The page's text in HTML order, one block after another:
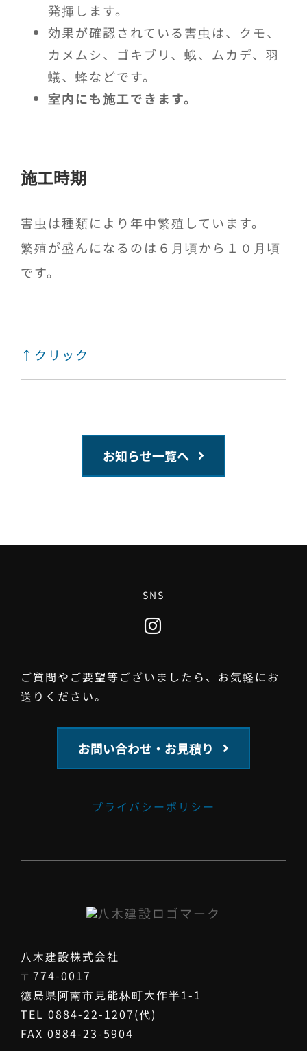
発揮します。
効果が確認されている害虫は、クモ、
カメムシ、ゴキブリ、蛾、ムカデ、羽
蟻、蜂などです。
室内にも施工できます。
施工時期
害虫は種類により年中繁殖しています。
繁殖が盛んになるのは６月頃から１０月頃
です。
↑クリック
お知らせ一覧へ
八木建設株式会社
〒774-0017
徳島県阿南市見能林町大作半1-1
TEL 0884-22-1207(代)
FAX 0884-23-5904
SNS
ご質問やご要望等ございましたら、お気軽にお
送りください。
お問い合わせ・お見積り
プライバシーポリシー